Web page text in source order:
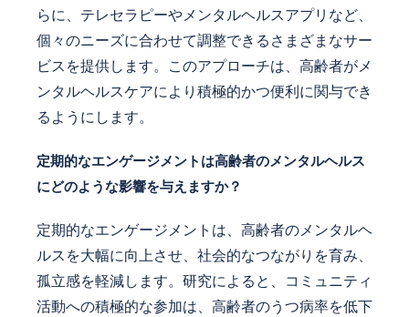
らに、テレセラピーやメンタルヘルスアプリなど、
個々のニーズに合わせて調整できるさまざまなサー
ビスを提供します。このアプローチは、高齢者がメ
ンタルヘルスケアにより積極的かつ便利に関与でき
るようにします。
定期的なエンゲージメントは高齢者のメンタルヘルス
にどのような影響を与えますか？
定期的なエンゲージメントは、高齢者のメンタルヘ
ルスを大幅に向上させ、社会的なつながりを育み、
孤立感を軽減します。研究によると、コミュニティ
活動への積極的な参加は、高齢者のうつ病率を低下